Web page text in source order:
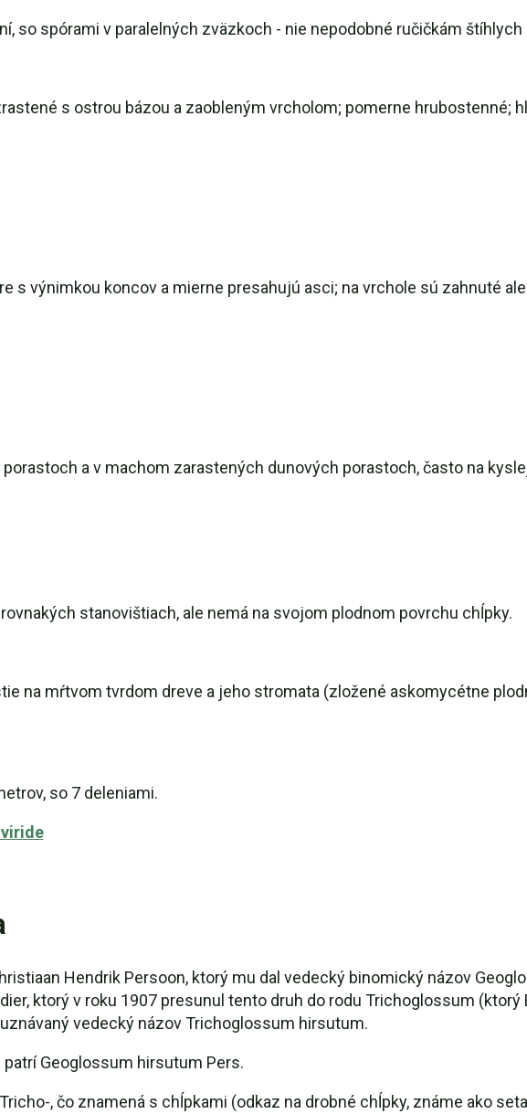
so spórami v paralelných zväzkoch - nie nepodobné ručičkám štíhlych
s ostrou bázou a zaobleným vrcholom; pomerne hrubostenné;
s výnimkou koncov a mierne presahujú asci; na vrchole sú zahnuté
a v machom zarastených dunových porastoch, často na
stanovištiach, ale nemá na svojom plodnom povrchu chĺpky.
na mŕtvom tvrdom dreve a jeho stromata (zložené askomycétne
so 7 deleniami.
Hendrik Persoon, ktorý mu dal vedecký binomický názov
ktorý v roku 1907 presunul tento druh do rodu Trichoglossum (ktorý
vedecký názov Trichoglossum hirsutum.
Geoglossum hirsutum Pers.
, čo znamená s chĺpkami (odkaz na drobné chĺpky, známe ako